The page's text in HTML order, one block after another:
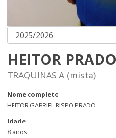
HEITOR PRADO
TRAQUINAS A (mista)
Nome completo
HEITOR GABRIEL BISPO PRADO
Idade
8 anos